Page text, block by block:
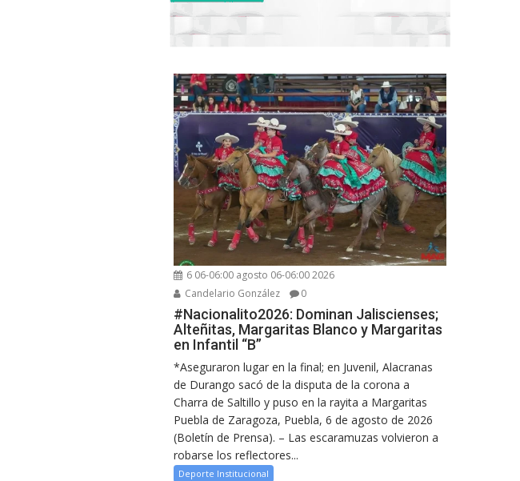
6 06-06:00 agosto 06-06:00 2026
Candelario González
0
#Nacionalito2026: Dominan Jaliscienses;
Alteñitas, Margaritas Blanco y Margaritas
en Infantil “B”
*Aseguraron lugar en la final; en Juvenil, Alacranas
de Durango sacó de la disputa de la corona a
Charra de Saltillo y puso en la rayita a Margaritas
Puebla de Zaragoza, Puebla, 6 de agosto de 2026
(Boletín de Prensa). – Las escaramuzas volvieron a
robarse los reflectores...
Deporte Institucional